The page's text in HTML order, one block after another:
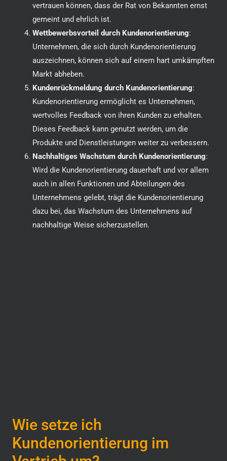
vertrauen können, dass der Rat von Bekannten ernst
gemeint und ehrlich ist.
Wettbewerbsvorteil durch Kundenorientierung:
Unternehmen, die sich durch Kundenorientierung
auszeichnen, können sich auf einem hart umkämpften
Markt abheben.
Kundenrückmeldung durch Kundenorientierung:
Kundenorientierung ermöglicht es Unternehmen,
wertvolles Feedback von ihren Kunden zu erhalten.
Dieses Feedback kann genutzt werden, um die
Produkte und Dienstleistungen weiter zu verbessern.
Nachhaltiges Wachstum durch Kundenorientierung:
Wird die Kundenorientierung dauerhaft und vor allem
auch in allen Funktionen und Abteilungen des
Unternehmens gelebt, trägt die Kundenorientierung
dazu bei, das Wachstum des Unternehmens auf
nachhaltige Weise sicherzustellen.
Wie setze ich
Kundenorientierung im